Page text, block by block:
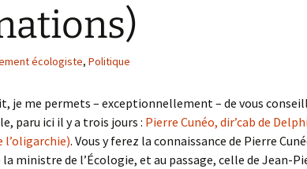
écologiste, Politique
je me permets – exceptionnellement – de vous
paru ici il y a trois jours : Pierre Cunéo, dir’cab de
l’oligarchie). Vous y ferez la connaissance de Pierre
ministre de l’Écologie, et au passage, celle de Jean-